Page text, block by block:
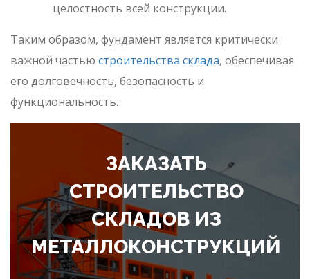
целостность всей конструкции.
Таким образом, фундамент является критически
важной частью строительства склада, обеспечивая
его долговечность, безопасность и
функциональность.
ЗАКАЗАТЬ
СТРОИТЕЛЬСТВО
СКЛАДОВ ИЗ
МЕТАЛЛОКОНСТРУКЦИЙ